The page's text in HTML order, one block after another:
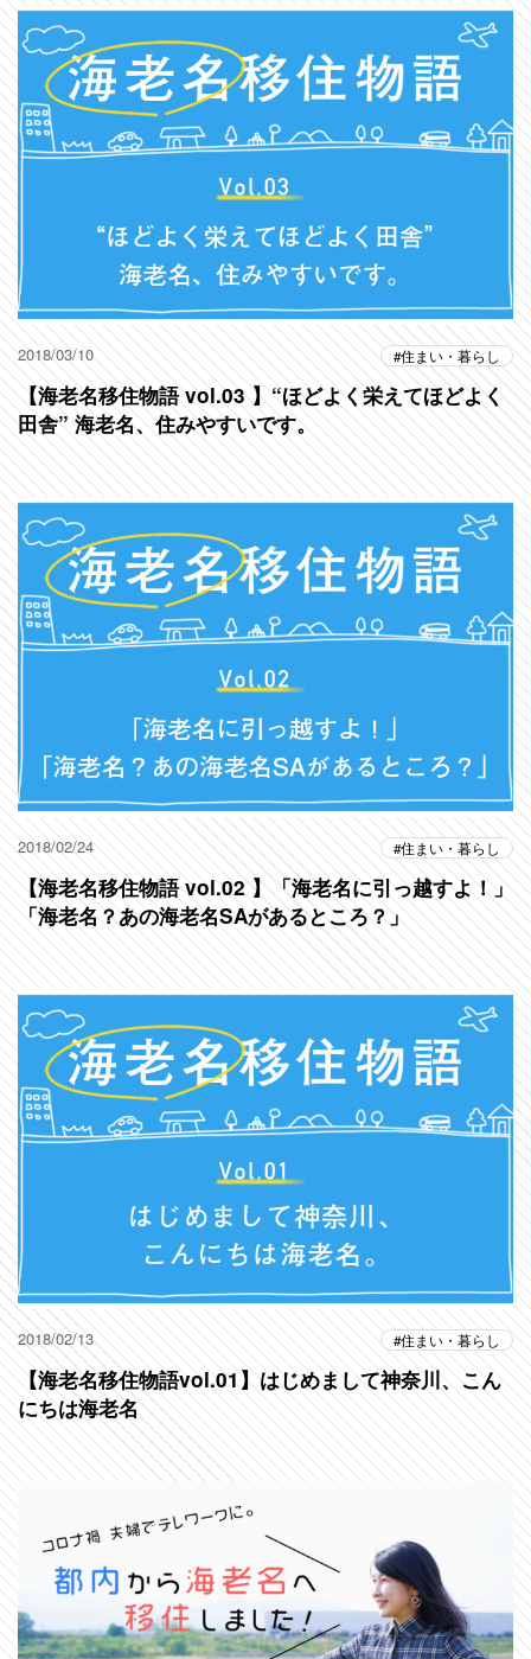
2018/03/10 住まい・暮らし
【海老名移住物語 vol.03 】“ほどよく栄えてほどよく
田舎” 海老名、住みやすいです。
2018/02/24 住まい・暮らし
【海老名移住物語 vol.02 】「海老名に引っ越すよ！」
「海老名？あの海老名SAがあるところ？」
2018/02/13 住まい・暮らし
【海老名移住物語vol.01】はじめまして神奈川、こん
にちは海老名